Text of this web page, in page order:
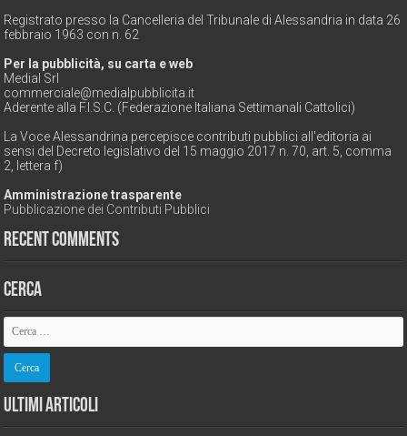
Registrato presso la Cancelleria del Tribunale di Alessandria in data 26
febbraio 1963 con n. 62
Per la pubblicità, su carta e web
Medial Srl
commerciale@medialpubblicita.it
Aderente alla F.I.S.C. (Federazione Italiana Settimanali Cattolici)
La Voce Alessandrina percepisce contributi pubblici all'editoria ai
sensi del Decreto legislativo del 15 maggio 2017 n. 70, art. 5, comma
2, lettera f)
Amministrazione trasparente
Pubblicazione dei Contributi Pubblici
Recent Comments
Cerca
Ultimi Articoli